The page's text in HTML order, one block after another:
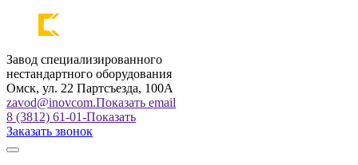
Завод специализированного
нестандартного оборудования
Омск, ул. 22 Партсъезда, 100А
zavod@inovcom.Показать email
8 (3812) 61-01-Показать
Заказать звонок